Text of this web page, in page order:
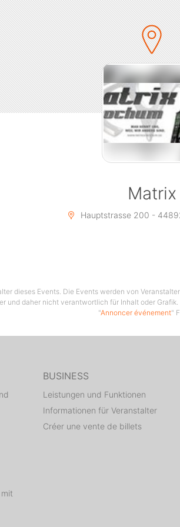
Matrix
Hauptstrasse 200 -
dieses Events. Die Events werden von
und daher nicht verantwortlich für Inhalt oder
"Annoncer événement"
BUSINESS
Leistungen und Funktionen
Informationen für Veranstalter
Créer une vente de billets